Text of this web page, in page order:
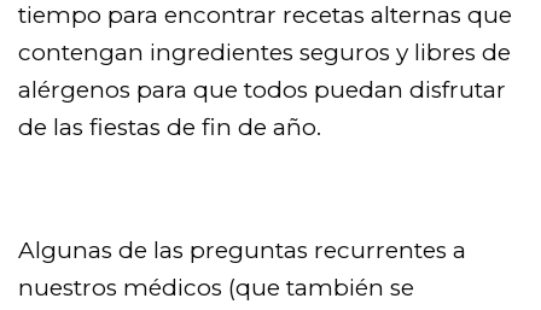
tiempo para encontrar recetas alternas que
contengan ingredientes seguros y libres de
alérgenos para que todos puedan disfrutar
de las fiestas de fin de año.
Algunas de las preguntas recurrentes a
nuestros médicos (que también se